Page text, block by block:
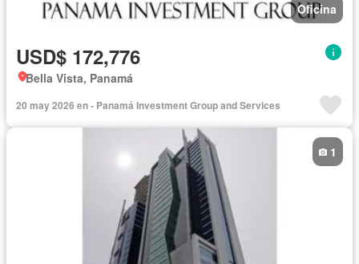
Oficina
USD$ 172,776
Bella Vista, Panamá
20 may 2026 en - Panamá Investment Group and Services
1